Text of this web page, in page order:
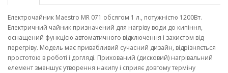
Електрочайник Maestro MR 071 обсягом 1 л., потужністю 1200Вт.
Електричний чайник призначений для нагріву води до кипіння,
оснащений функцією автоматичного відключення і захистом від
перегріву. Модель має привабливий сучасний дизайн, відрізняється
простотою в роботі і догляді. Прихований (дисковий) нагрівальний
елемент зменшує утворення накипу і сприяє довгому терміну